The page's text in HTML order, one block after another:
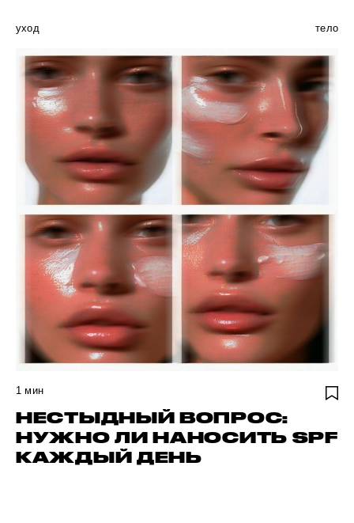
уход тело
1 мин
НЕСТЫДНЫЙ ВОПРОС:
НУЖНО ЛИ НАНОСИТЬ SPF
КАЖДЫЙ ДЕНЬ